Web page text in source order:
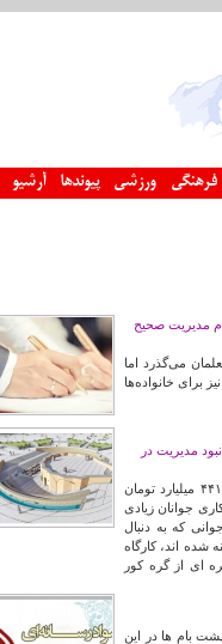
فرهنگی ورزشی پیوندها آرشیو
مدیریت صحیح
معلمان می‌گذرد اما
برای خانواده‌ها
مدیریت در
در حالی ۶۰۰۰ نفر با تسهیلات روستایی مشغول به کار شدند و ۴۴۱ میلیارد تومان
جوانان زیادی
که به دنبال
شده اند، کارگاه
ای از گره کور
بام ها در این